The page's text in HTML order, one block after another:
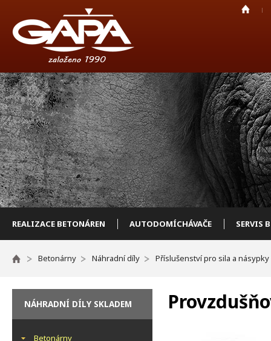
REALIZACE BETONÁREN AUTODOMÍCHÁVAČE SERVIS
Betonárny Náhradní díly Příslušenství pro sila a násypky
NÁHRADNÍ DÍLY SKLADEM
Betonárny